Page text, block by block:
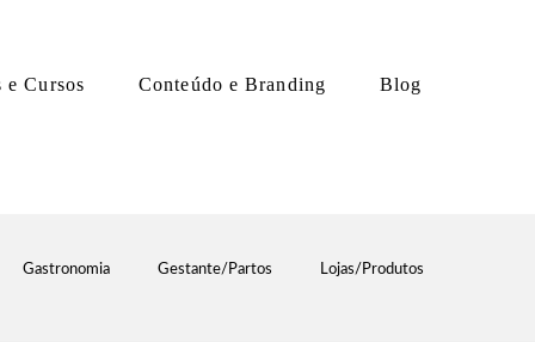
e Cursos Conteúdo e Branding Blog
Gastronomia Gestante/Partos Lojas/Produtos